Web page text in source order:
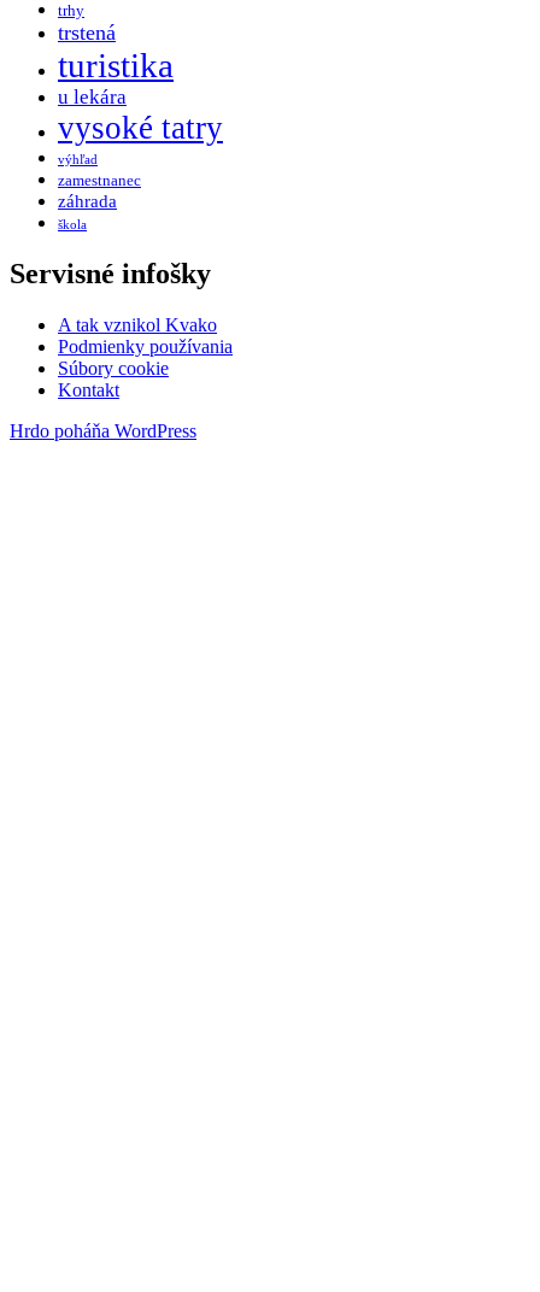
trhy
trstená
turistika
u lekára
vysoké tatry
výhľad
zamestnanec
záhrada
škola
Servisné infošky
A tak vznikol Kvako
Podmienky používania
Súbory cookie
Kontakt
Hrdo poháňa WordPress